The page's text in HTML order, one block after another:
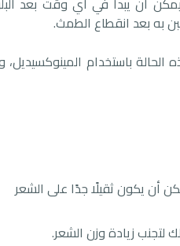
به بعد انقطاع الطمث.
باستخدام
أن يكون ثقيلًا جدًا على الشعر
زيادة وزن الشعر.